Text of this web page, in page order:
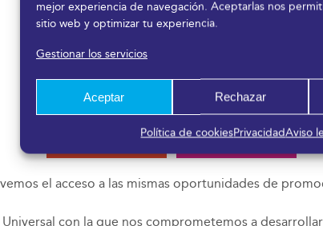
mejor experiencia de navegación. Aceptarlas nos
sitio web y optimizar tu experiencia.
Gestionar los servicios
Aceptar Rechazar
Política de cookiesPrivacidadAviso
el acceso a las mismas oportunidades de
con la que nos comprometemos a